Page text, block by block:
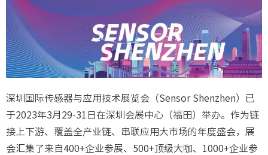
深圳国际传感器与应用技术展览会（Sensor Shenzhen）已
于2023年3月29-31日在深圳会展中心（福田）举办。作为链
接上下游、覆盖全产业链、串联应用大市场的年度盛会，展
会汇集了来自400+企业参展、500+顶级大咖、1000+企业参